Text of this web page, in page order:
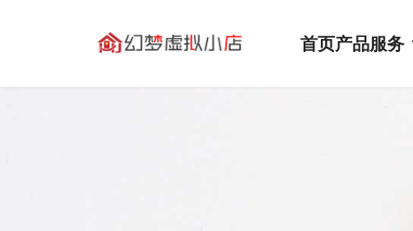
首页产品服务